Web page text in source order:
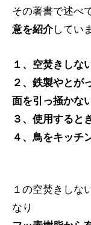
その著書で述べ
意を紹介してい
１、空焚きしな
２、鉄製やとが
面を引っ掻かない
３、使用すると
４、鳥をキッチ
１の空焚きしな
なり